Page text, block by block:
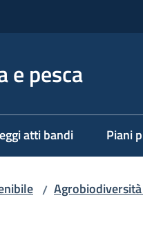
e pesca
atti bandi Piani
/